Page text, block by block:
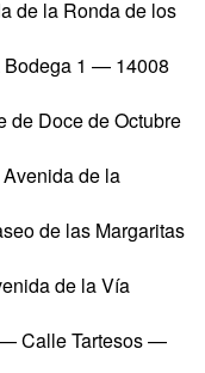
de la Ronda de los
1 — 14008
Doce de Octubre
de la
de las Margaritas
de la Vía
Calle Tartesos —